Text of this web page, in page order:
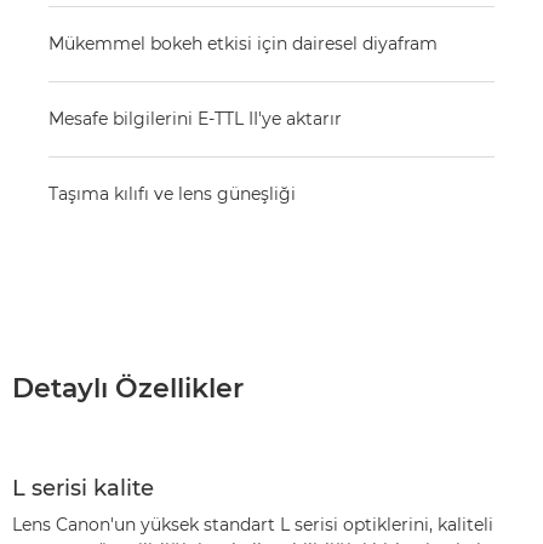
Mükemmel bokeh etkisi için dairesel diyafram
Mesafe bilgilerini E-TTL II'ye aktarır
Taşıma kılıfı ve lens güneşliği
Detaylı Özellikler
L serisi kalite
Lens Canon'un yüksek standart L serisi optiklerini, kaliteli